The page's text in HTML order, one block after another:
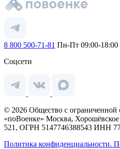
8 800 500-71-81 Пн-Пт 09:00-18:00
Соцсети
© 2026 Общество с ограниченной
«поВоенке» Москва,
521, ОГРН 5147746388543 ИНН
Политика конфиденциальности.